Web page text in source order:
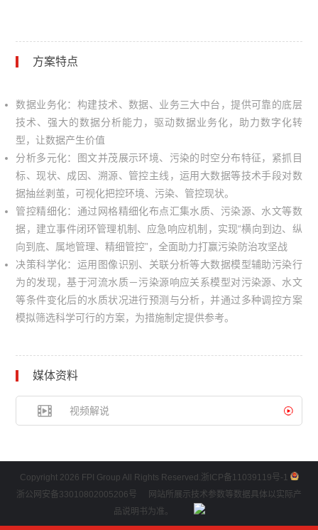
方案特点
数据业务化：构建技术、数据、业务三大中台，提供可靠的底层
技术、强大的数据分析能力，驱动数据业务化，助力数字化转
型，让数据产生价值
分析多元化：图文并茂展示环境、污染的时空分布特征，紧抓目
标、现状、成因、溯源、管控主线，运用大数据等技术手段对数
据抽丝剥茧，可视化把控环境、污染、管控现状。
管控精细化：通过网格精细化布点汇集水质、污染源、水文等数
据，建立事件闭环管理机制、应急响应机制，实现“横向到边、纵
向到底、属地管理、精细管控”，全面助力打赢污染防治攻坚战
决策科学化：运用图像识别、关联分析等大数据模型辅助污染行
为的发现，基于河流水质－污染源响应关系模型对污染源、水文
等条件变化后的水质状况进行预测与分析，并通过多种调控方案
模拟筛选科学可行的方案，为措施制定提供参考。
媒体资料
视频解说
Copyright 2026 FPI Group All Rights Reserved.浙ICP备11039119号-1
浙公网安备33010802005206号
网站所展示技术参数等数据具体以实际产
品说明书为准。